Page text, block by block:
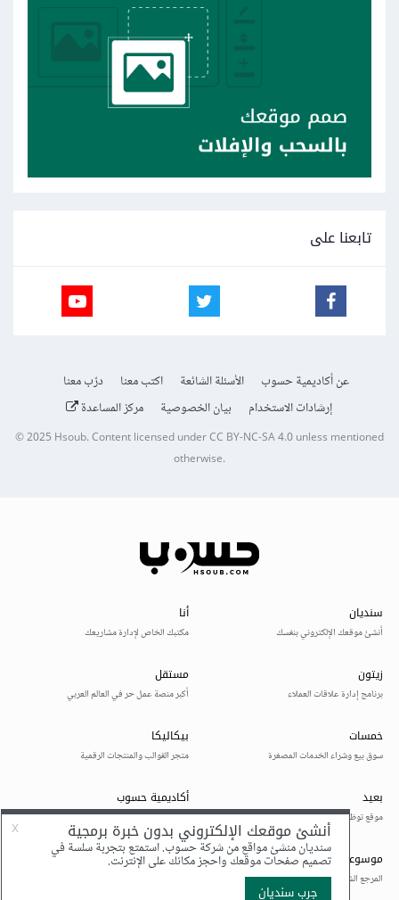
تابعنا على
عن أكاديمية حسوب الأسئلة الشائعة اكتب معنا
درّب معنا
إرشادات الاستخدام
بيان الخصوصية مركز المساعدة
© 2025Hsoub.Content licensed underCC BY-NC-SA 4.0unless mentioned
otherwise.